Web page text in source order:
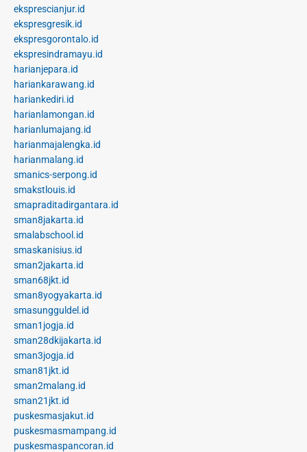
eksprescianjur.id
ekspresgresik.id
ekspresgorontalo.id
ekspresindramayu.id
harianjepara.id
hariankarawang.id
hariankediri.id
harianlamongan.id
harianlumajang.id
harianmajalengka.id
harianmalang.id
smanics-serpong.id
smakstlouis.id
smapraditadirgantara.id
sman8jakarta.id
smalabschool.id
smaskanisius.id
sman2jakarta.id
sman68jkt.id
sman8yogyakarta.id
smasungguldel.id
sman1jogja.id
sman28dkijakarta.id
sman3jogja.id
sman81jkt.id
sman2malang.id
sman21jkt.id
puskesmasjakut.id
puskesmasmampang.id
puskesmaspancoran.id